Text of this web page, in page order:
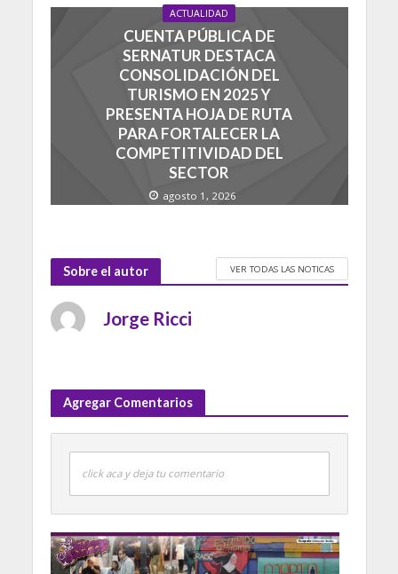
ACTUALIDAD
CUENTA PÚBLICA DE
SERNATUR DESTACA
CONSOLIDACIÓN DEL
TURISMO EN 2025 Y
PRESENTA HOJA DE RUTA
PARA FORTALECER LA
COMPETITIVIDAD DEL
SECTOR
agosto 1, 2026
Sobre el autor VER TODAS LAS NOTICAS
Jorge Ricci
Agregar Comentarios
click aca y deja tu comentario